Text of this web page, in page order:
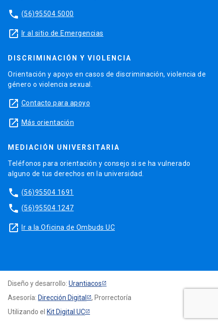
phone (56)95504 5000
launch Ir al sitio de Emergencias
DISCRIMINACIÓN Y VIOLENCIA
Orientación y apoyo en casos de discriminación, violencia de
género o violencia sexual.
launch Contacto para apoyo
launch Más orientación
MEDIACIÓN UNIVERSITARIA
Teléfonos para orientación y consejo si se ha vulnerado
alguno de tus derechos en la universidad.
phone (56)95504 1691
phone (56)95504 1247
launch Ir a la Oficina de Ombuds UC
Diseño y desarrollo: Urantiacos
Asesoría: Dirección Digital
, Prorrectoría
Utilizando el Kit Digital UC